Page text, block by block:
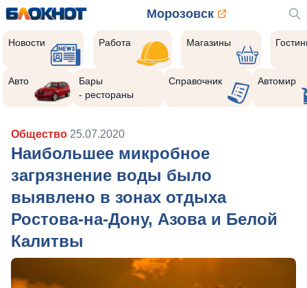
Морозовск
Новости Работа Магазины
Авто
Бары
- рестораны
Справочник Автомир
Общество 25.07.2020
Наибольшее микробное
загрязнение воды было
выявлено в зонах отдыха
Ростова-на-Дону, Азова и Белой
Калитвы